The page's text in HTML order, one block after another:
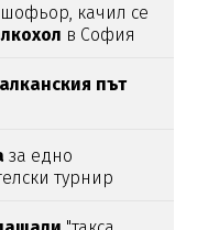
качил се
в София
път
за едно
турнир